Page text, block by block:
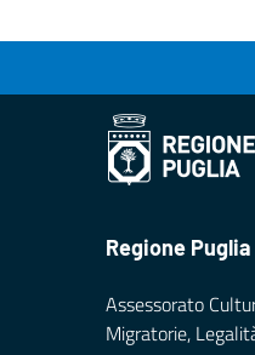
Regione Puglia
Assessorato
Migratorie,